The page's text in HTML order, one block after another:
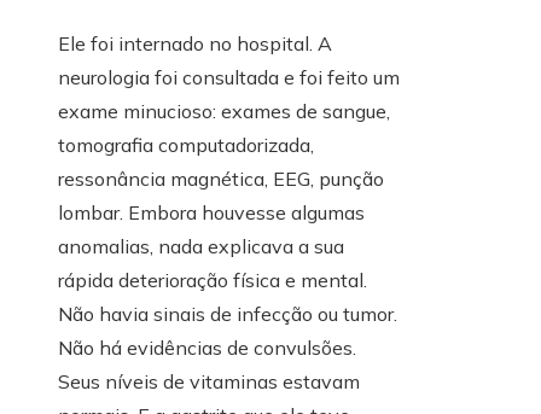
Ele foi internado no hospital. A
neurologia foi consultada e foi feito um
exame minucioso: exames de sangue,
tomografia computadorizada,
ressonância magnética, EEG, punção
lombar. Embora houvesse algumas
anomalias, nada explicava a sua
rápida deterioração física e mental.
Não havia sinais de infecção ou tumor.
Não há evidências de convulsões.
Seus níveis de vitaminas estavam